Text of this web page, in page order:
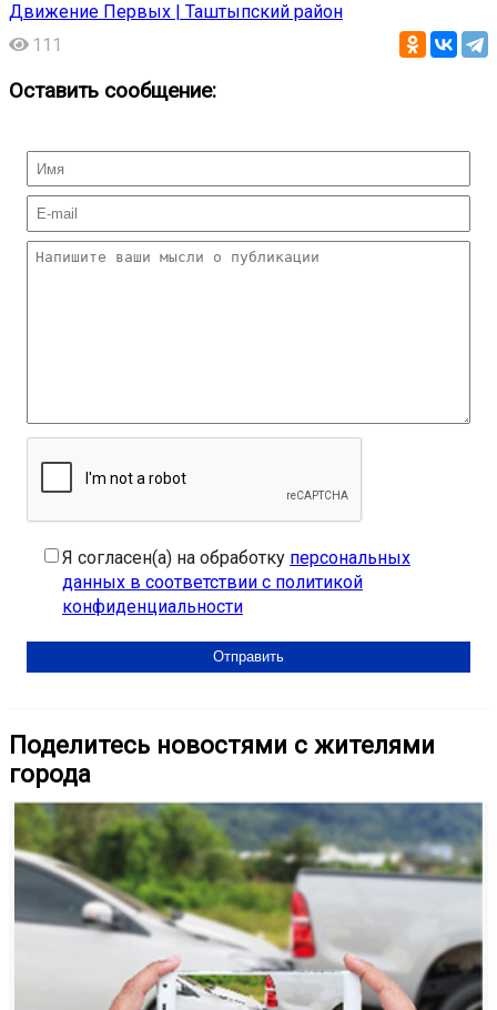
Движение Первых | Таштыпский район
111
Оставить сообщение:
Я согласен(а) на обработку персональных
данных в соответствии с политикой
конфиденциальности
Поделитесь новостями с жителями
города